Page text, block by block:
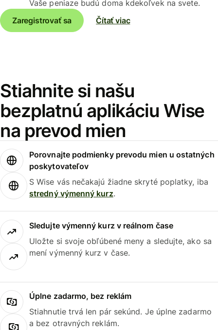
Vaše peniaze budú doma kdekoľvek na svete.
Zaregistrovať sa
Čítať viac
Stiahnite si našu
bezplatnú aplikáciu Wise
na prevod mien
Porovnajte podmienky prevodu mien u ostatných
poskytovateľov
S Wise vás nečakajú žiadne skryté poplatky, iba
stredný výmenný kurz.
Sledujte výmenný kurz v reálnom čase
Uložte si svoje obľúbené meny a sledujte, ako sa
mení výmenný kurz v čase.
Úplne zadarmo, bez reklám
Stiahnutie trvá len pár sekúnd. Je úplne zadarmo
a bez otravných reklám.